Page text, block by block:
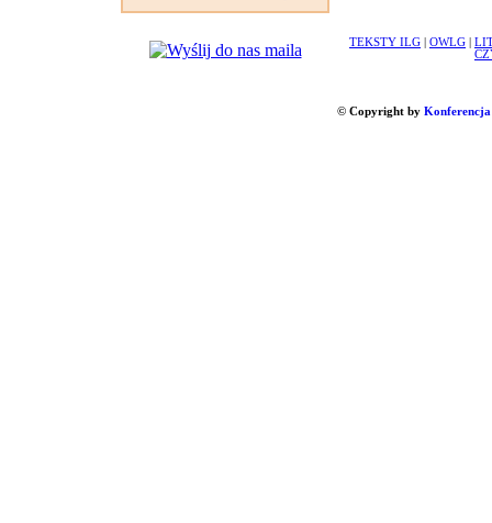
TEKSTY ILG OWLG
© Copyright by Konferencja